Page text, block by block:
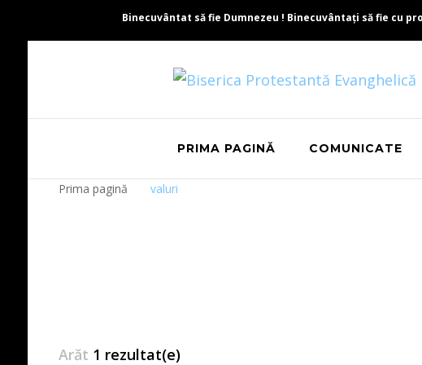
Binecuvântat să fie Dumnezeu ! Binecuvântați să fie cu
PRIMA PAGINĂ COMUNICATE
Prima pagină valuri
Arăt 1 rezultat(e)